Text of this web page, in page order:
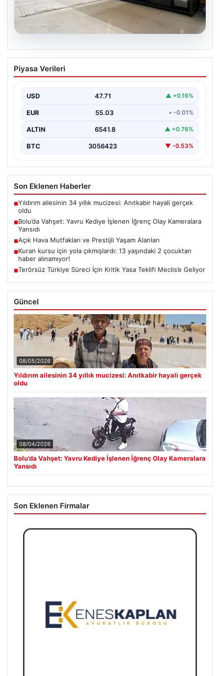
Açık Hava Mutfakları ve Prestijli Yaşam
Alanları
göstermektedir. Baştan başa özel villalarda yaşayan
kullanıcılar,…
Piyasa Verileri
USD 47.71 ▲ +0.16%
EUR 55.03 • -0.01%
ALTIN 6541.8 ▲ +0.76%
BTC 3056423 ▼ -0.53%
Son Eklenen Haberler
■Yıldırım ailesinin 34 yıllık mucizesi: Anıtkabir hayali gerçek
oldu
■Bolu’da Vahşet: Yavru Kediye İşlenen İğrenç Olay Kameralara
Yansıdı
■Açık Hava Mutfakları ve Prestijli Yaşam Alanları
■Kuran kursu için yola çıkmışlardı: 13 yaşındaki 2 çocuktan
haber alınamıyor!
■Terörsüz Türkiye Süreci İçin Kritik Yasa Teklifi Meclis’e Geliyor
Güncel
08/05/2026
Yıldırım ailesinin 34 yıllık mucizesi: Anıtkabir hayali gerçek
oldu
08/04/2026
Bolu’da Vahşet: Yavru Kediye İşlenen İğrenç Olay Kameralara
Yansıdı
Son Eklenen Firmalar